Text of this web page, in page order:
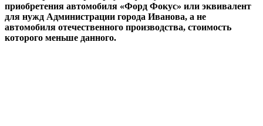
приобретения автомобиля «Форд Фокус» или эквивалент
для нужд Администрации города Иванова, а не
автомобиля отечественного производства, стоимость
которого меньше данного.